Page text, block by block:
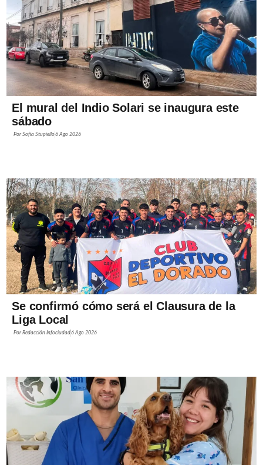
El mural del Indio Solari se inaugura este
sábado
PorSofía Stupiello6 Ago 2026
Se confirmó cómo será el Clausura de la
Liga Local
PorRedacción Infociudad6 Ago 2026